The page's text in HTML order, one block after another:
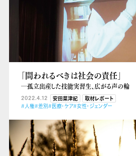
「問われるべきは社会の責任」
―孤立出産した技能実習生、広がる声の輪
2022.4.12 安田菜津紀
取材レポート
#人権#差別#医療・ケア#女性・ジェンダー